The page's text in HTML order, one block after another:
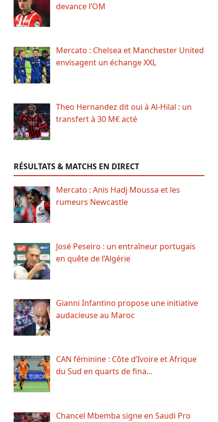
devance l’OM
Mercato : Chelsea et Manchester United
envisagent un échange XXL
Theo Hernandez dit oui à Al-Hilal : un
transfert à 30 M€ acté
RÉSULTATS & MATCHS EN DIRECT
Mercato : Anis Hadj Moussa et les
rumeurs Newcastle
José Peseiro : un entraîneur portugais
en quête de l’Algérie
Gianni Infantino propose une initiative
audacieuse au Maroc
CAN féminine : Côte d’Ivoire et Afrique
du Sud en quarts de fina…
Chancel Mbemba signe en Saudi Pro